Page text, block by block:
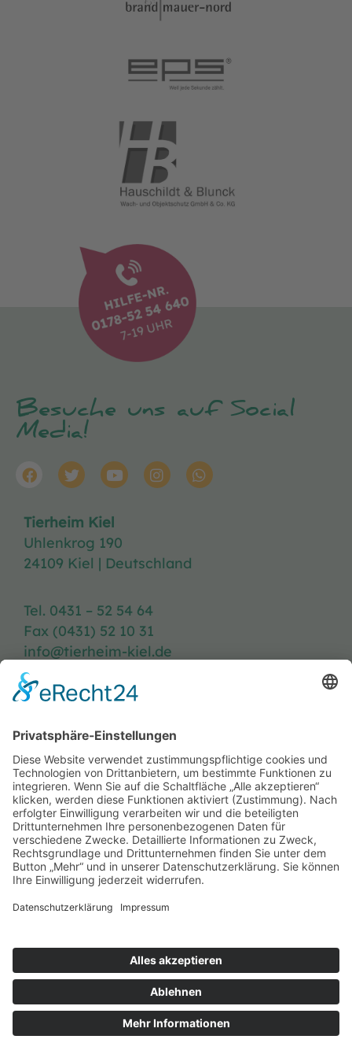
Besuche uns auf Social
Media!
Tierheim Kiel
Uhlenkrog 190
24109 Kiel | Deutschland
Tel. 0431 – 52 54 64
Fax (0431) 52 10 31
info@tierheim-kiel.de
Spenden
Kontakt & Anfahrt
Öffnungszeiten
Stellenangebote
FAQ
Impressum
Datenschutzerklärung